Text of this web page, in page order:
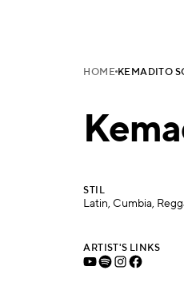
HOME KEMADITO
STIL
Latin, Cumbia,
ARTIST'S LINKS